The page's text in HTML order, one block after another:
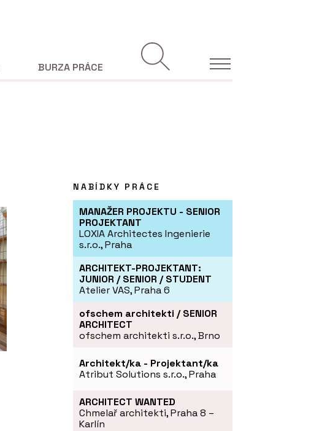
BURZA PRÁCE
NABÍDKY PRÁCE
MANAŽER PROJEKTU - SENIOR
PROJEKTANT
LOXIA Architectes Ingenierie
s.r.o., Praha
ARCHITEKT-PROJEKTANT:
JUNIOR / SENIOR / STUDENT
Atelier VAS, Praha 6
ofschem architekti / SENIOR
ARCHITECT
ofschem architekti s.r.o., Brno
Architekt/ka - Projektant/ka
Atribut Solutions s.r.o., Praha
ARCHITECT WANTED
Chmelař architekti, Praha 8 –
Karlín